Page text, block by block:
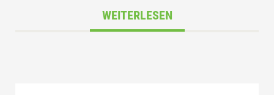
WEITERLESEN